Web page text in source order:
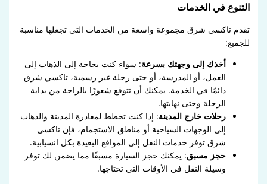
التنوع في الخدمات
تقدم تاكسي شرق مجموعة واسعة من الخدمات التي تجعلها مناسبة
للجميع:
أخذك إلى وجهتك بسرعة: سواء كنت بحاجة إلى الذهاب إلى
العمل، أو المدرسة، أو حتى رحلة غير رسمية، تاكسي شرق
دائمًا في الخدمة. يمكنك أن تتوقع شعورًا بالراحة من بداية
الرحلة وحتى نهايتها.
رحلات خارج المدينة: إذا كنت تخطط لمغادرة المدينة والذهاب
إلى الوجهات السياحية أو مناطق الاستجمام، فإن تاكسي
شرق توفر خدمات النقل إلى المواقع البعيدة بكل انسيابية.
حجز مسبق: يمكنك حجز السيارة مسبقًا مما يضمن لك توفر
وسيلة النقل في الأوقات التي تحتاجها.